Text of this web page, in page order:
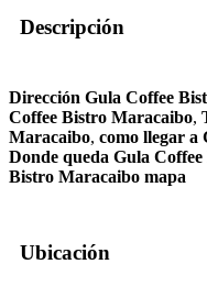
Descripción
Dirección Gula Coffee
Coffee Bistro Maracaibo,
Maracaibo, como llegar a
Donde queda Gula
Bistro Maracaibo mapa
Ubicación